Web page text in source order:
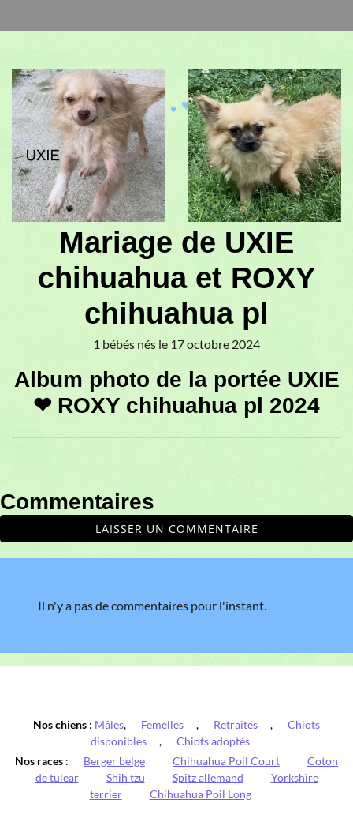
♥
♥
♥
♥
♥
♥
♥
Mariage de UXIE
chihuahua et ROXY
chihuahua pl
1 bébés nés le 17 octobre 2024
Album photo de la portée UXIE
❤ ROXY chihuahua pl 2024
Commentaires
LAISSER UN COMMENTAIRE
Il n'y a pas de commentaires pour l'instant.
Nos chiens : Mâles, Femelles , Retraités ,
Chiots
disponibles
,
Chiots adoptés
Nos races : Berger belge Chihuahua Poil Court
Coton
de tulear
Shih tzu Spitz allemand
Yorkshire
terrier
Chihuahua Poil Long